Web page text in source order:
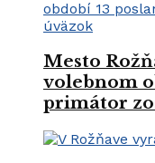
Mesto
volebnom
primátor